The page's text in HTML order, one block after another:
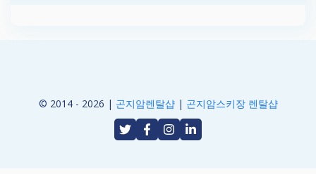
© 2014 - 2026 | 곤지암렌탈샵| 곤지암스키장 렌탈샵